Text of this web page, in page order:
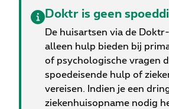
Doktr is geen
De huisartsen via de
alleen hulp bieden bij
of psychologische vragen
spoedeisende hulp of
vereisen. Indien je een
ziekenhuisopname nodig